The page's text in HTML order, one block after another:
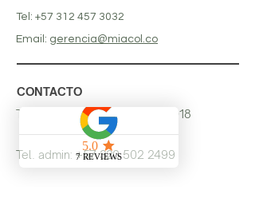
Tel: +57 312 457 3032
Email: gerencia@miacol.co
CONTACTO
Tel. comercial:+57 313 762 2018
Tel. admin: +57 320 502 2499